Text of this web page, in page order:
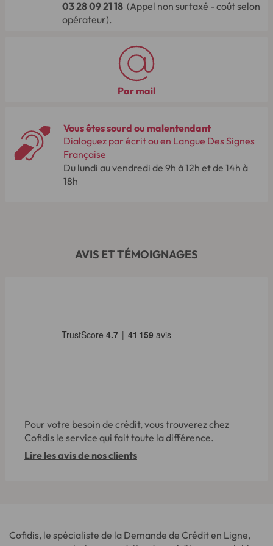
03 28 09 21 18 (Appel non surtaxé - coût selon
opérateur).
Par mail
Vous êtes sourd ou malentendant
Dialoguez par écrit ou en Langue Des Signes
Française
Du lundi au vendredi de 9h à 12h et de 14h à
18h
AVIS ET TÉMOIGNAGES
Pour votre besoin de crédit, vous trouverez chez
Cofidis le service qui fait toute la différence.
Lire les avis de nos clients
Cofidis, le spécialiste de la Demande de Crédit en Ligne,